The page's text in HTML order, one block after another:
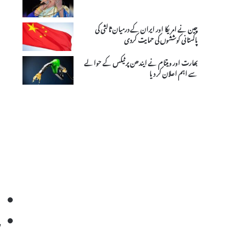
چین نے امریکا اور ایران کے درمیان ثالثی کی
پاکستانی کوششوں کی حمایت کردی
بھارت اور ویتنام نے ایندھن پر ٹیکس کے حوالے
سے اہم اعلان کر دیا